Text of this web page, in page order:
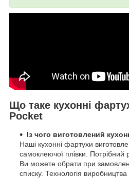
Що таке кухонні
Pocket
Із чого виготовлений
Наші кухонні фартухи
самоклеючої плівки. Потрібний
Ви можете обрати при
списку. Технологія